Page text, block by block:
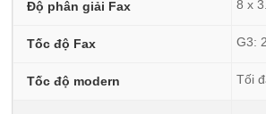
Độ phân giải Fax 8 x
Tốc độ Fax G3:
Tốc độ modern Tối